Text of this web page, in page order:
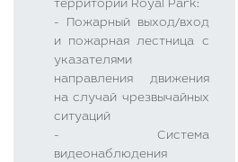
территории Royal Park:
- Пожарный выход/вход
и пожарная лестница с
указателями
направления движения
на случай чрезвычайных
ситуаций
- Система
видеонаблюдения